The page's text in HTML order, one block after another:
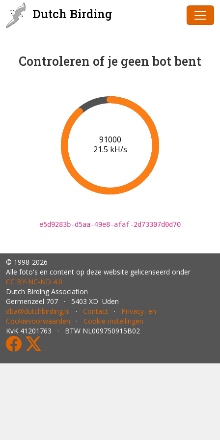
Dutch Birding
Controleren of je geen bot bent
93000
20.8 kH/s
e5d9283b-d5aa-49e8-afaf-2d73307d0d70
© 1998-2026
Alle foto's en content op deze website gelicenseerd onder
CC BY‑NC‑ND 4.0
Dutch Birding Association
Germenzeel 707 · 5403 XD Uden
dba@dutchbirding.nl · Contact · Privacy- en
Cookievoorwaarden · Cookie-instellingen
KvK 41201763 · BTW NL009750915B02